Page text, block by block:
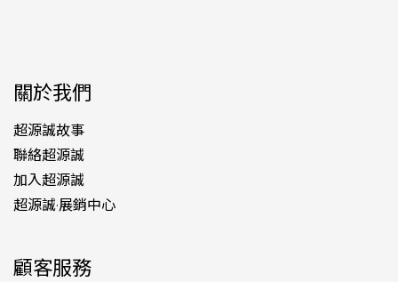
關於我們
超源誠故事
聯絡超源誠
加入超源誠
超源誠·展銷中心
顧客服務